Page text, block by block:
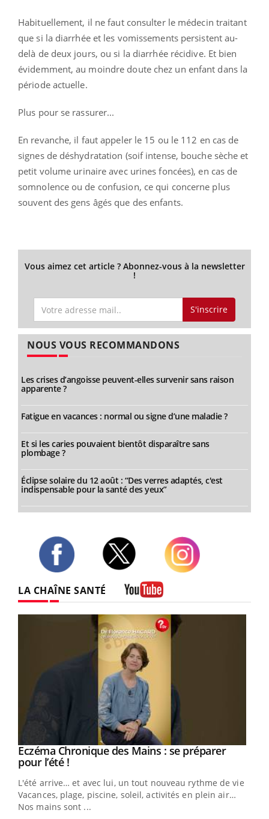
Habituellement, il ne faut consulter le médecin traitant
que si la diarrhée et les vomissements persistent au-
delà de deux jours, ou si la diarrhée récidive. Et bien
évidemment, au moindre doute chez un enfant dans la
période actuelle.
Plus pour se rassurer...
En revanche, il faut appeler le 15 ou le 112 en cas de
signes de déshydratation (soif intense, bouche sèche et
petit volume urinaire avec urines foncées), en cas de
somnolence ou de confusion, ce qui concerne plus
souvent des gens âgés que des enfants.
Vous aimez cet article ? Abonnez-vous à la newsletter
!
S'inscrire
NOUS VOUS RECOMMANDONS
Les crises d’angoisse peuvent-elles survenir sans raison
apparente ?
Fatigue en vacances : normal ou signe d’une maladie ?
Et si les caries pouvaient bientôt disparaître sans
plombage ?
Éclipse solaire du 12 août : “Des verres adaptés, c'est
indispensable pour la santé des yeux”
LA CHAÎNE SANTÉ
Youtube
Eczéma Chronique des Mains : se préparer
pour l’été !Youtube
L'été arrive… et avec lui, un tout nouveau rythme de vie !
Vacances, plage, piscine, soleil, activités en plein air…
Nos mains sont ...